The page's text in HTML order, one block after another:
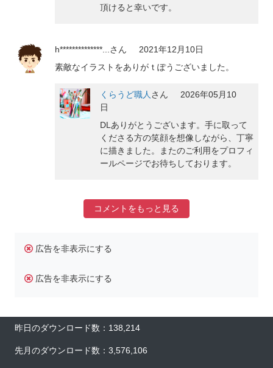
頂けると幸いです。
h**************... さん
2021年12月10日
素敵なイラストをありがｔぽうございました。
くらうど職人 さん
2026年05月10
日
DLありがとうございます。手に取って
くださる方の笑顔を想像しながら、丁寧
に描きました。またのご利用をプロフィ
ールページでお待ちしております。
コメントをもっと見る
広告を非表示にする
広告を非表示にする
昨日のダウンロード数：138,214
先月のダウンロード数：3,576,106